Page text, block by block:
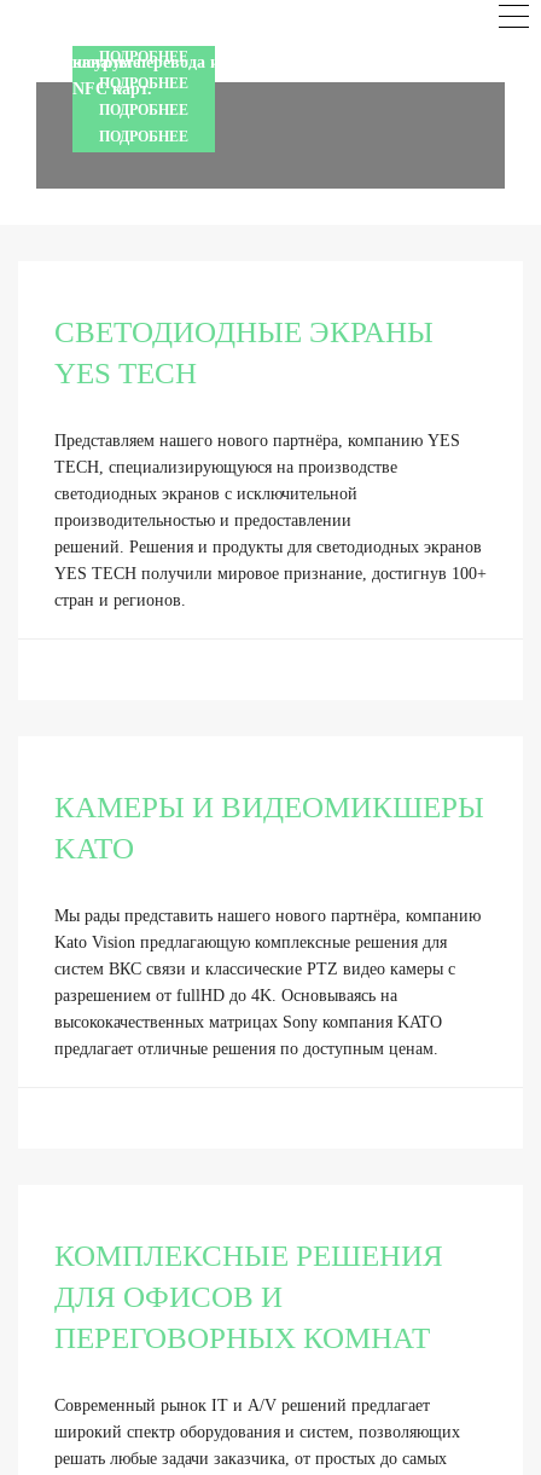
ПОДРОБНЕЕ
ПОДРОБНЕЕ
шоуруме
ПОДРОБНЕЕ
каналы перевода и интегрированные слоты для
NFC карт.
ПОДРОБНЕЕ
СВЕТОДИОДНЫЕ ЭКРАНЫ
YES TECH
Представляем нашего нового партнёра, компанию YES
TECH, специализирующуюся на производстве
светодиодных экранов с исключительной
производительностью и предоставлении
решений. Решения и продукты для светодиодных экранов
YES TECH получили мировое признание, достигнув 100+
стран и регионов.
КАМЕРЫ И ВИДЕОМИКШЕРЫ
KATO
Мы рады представить нашего нового партнёра, компанию
Kato Vision предлагающую комплексные решения для
систем ВКС связи и классические PTZ видео камеры с
разрешением от fullHD до 4K. Основываясь на
высококачественных матрицах Sony компания KATO
предлагает отличные решения по доступным ценам.
КОМПЛЕКСНЫЕ РЕШЕНИЯ
ДЛЯ ОФИСОВ И
ПЕРЕГОВОРНЫХ КОМНАТ
Современный рынок IT и A/V решений предлагает
широкий спектр оборудования и систем, позволяющих
решать любые задачи заказчика, от простых до самых